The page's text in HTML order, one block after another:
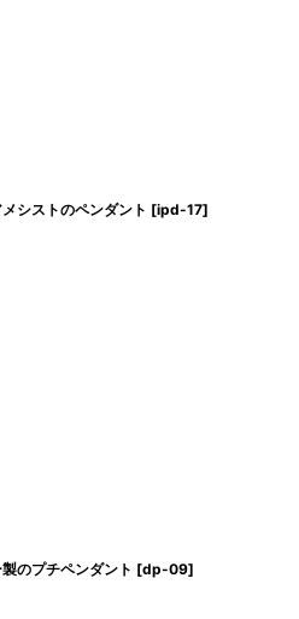
シストのペンダント [ipd-17]
のプチペンダント [dp-09]